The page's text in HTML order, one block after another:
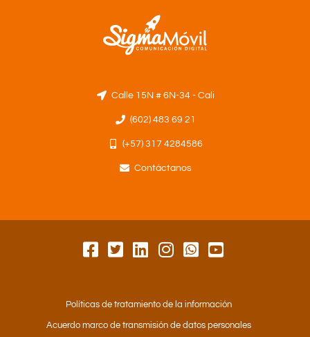
Calle 15N # 6N-34 - Cali
(602) 483 69 21
(+57) 317 4284586
Contáctanos
Políticas de tratamiento de la información
Acuerdo marco de transmisión de datos personales